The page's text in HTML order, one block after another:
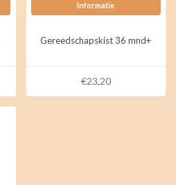
Informatie
Gereedschapskist 36 mnd+
€23,20